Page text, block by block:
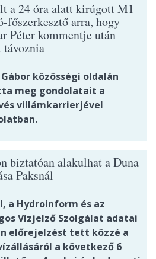
a 24 óra alatt kirúgott M1
főszerkesztő arra, hogy
Péter kommentje után
közösségi oldalán
meg gondolatait a
villámkarrierjével
biztatóan alakulhat a Duna
Paksnál
a Hydroinform és az
Vízjelző Szolgálat adatai
előrejelzést tett közzé a
a következő 6